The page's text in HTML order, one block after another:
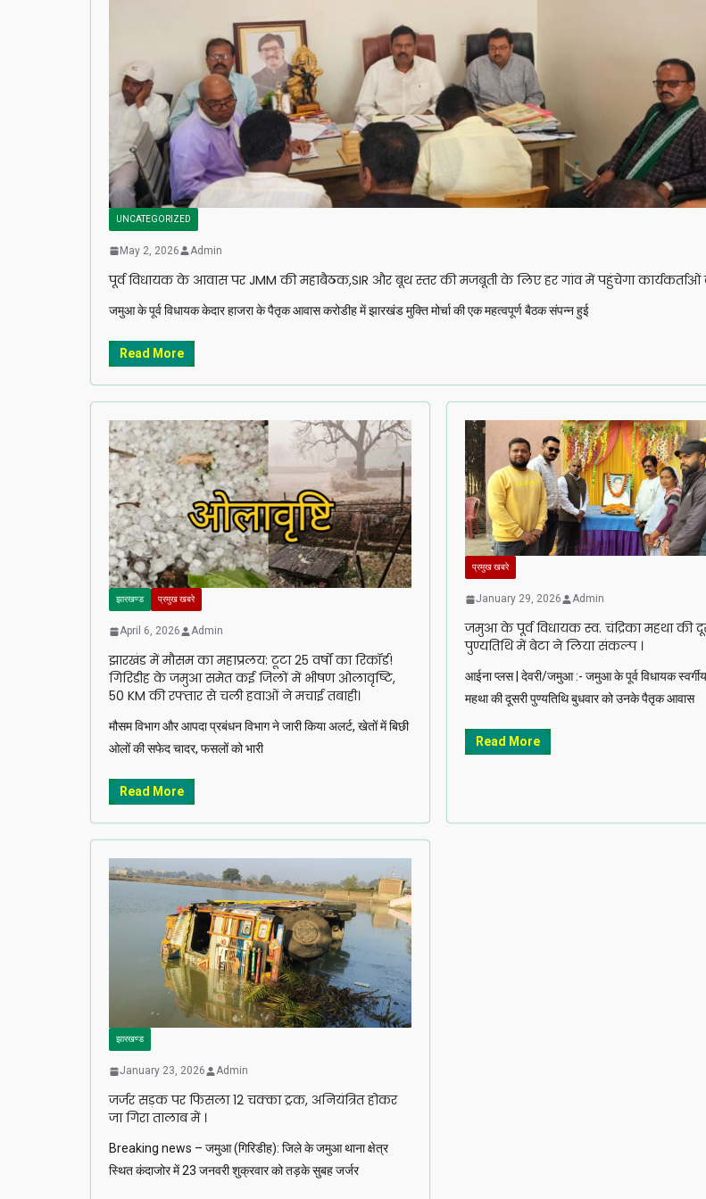
UNCATEGORIZED
May 2, 2026 Admin
पूर्व विधायक के आवास पर JMM की महाबैठक,SIR और बूथ स्तर की मजबूती के लिए हर गांव में पहुंचेगा कार्यकर्ताओं
जमुआ के पूर्व विधायक केदार हाजरा के पैतृक आवास करोडीह में झारखंड मुक्ति मोर्चा की एक महत्वपूर्ण बैठक संपन्न हुई
Read More
झारखण्ड प्रमुख खबरे
April 6, 2026 Admin
झारखंड में मौसम का महाप्रलय: टूटा 25 वर्षों का रिकॉर्ड!
गिरिडीह के जमुआ समेत कई जिलों में भीषण ओलावृष्टि,
50 KM की रफ्तार से चली हवाओं ने मचाई तबाही।
मौसम विभाग और आपदा प्रबंधन विभाग ने जारी किया अलर्ट, खेतों में बिछी
ओलों की सफेद चादर, फसलों को भारी
Read More
प्रमुख खबरे
January 29, 2026 Admin
जमुआ के पूर्व विधायक स्व. चंद्रिका महथा की
पुण्यतिथि में बेटा ने लिया संकल्प ।
आईना प्लस | देवरी/जमुआ :- जमुआ के पूर्व विधायक
महथा की दूसरी पुण्यतिथि बुधवार को उनके पैतृक आवास
Read More
झारखण्ड
January 23, 2026 Admin
जर्जर सड़क पर फिसला 12 चक्का ट्रक, अनियंत्रित होकर
जा गिरा तालाब में ।
Breaking news – जमुआ (गिरिडीह): जिले के जमुआ थाना क्षेत्र
स्थित कंदाजोर में 23 जनवरी शुक्रवार को तड़के सुबह जर्जर